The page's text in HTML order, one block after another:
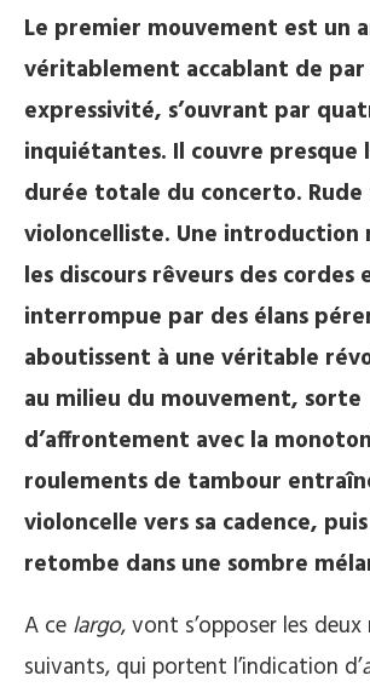
Le premier mouvement est un
véritablement accablant de par
expressivité, s’ouvrant par
inquiétantes. Il couvre presque
durée totale du concerto.
violoncelliste. Une introduction
les discours rêveurs des cordes
interrompue par des élans
aboutissent à une véritable
au milieu du mouvement, sorte
d’affrontement avec la
roulements de tambour
violoncelle vers sa cadence,
retombe dans une sombre
A ce largo, vont s’opposer les
suivants, qui portent l’indication d’